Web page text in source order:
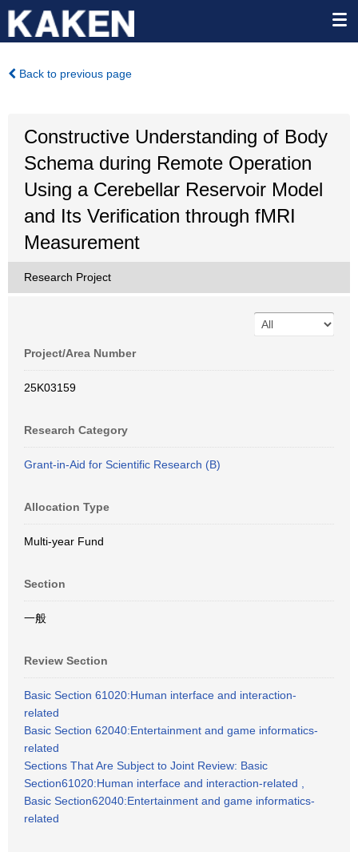
Back to previous page
Constructive Understanding of Body
Schema during Remote Operation
Using a Cerebellar Reservoir Model
and Its Verification through fMRI
Measurement
Research Project
Project/Area Number
25K03159
Research Category
Grant-in-Aid for Scientific Research (B)
Allocation Type
Multi-year Fund
Section
一般
Review Section
Basic Section 61020:Human interface and interaction-
related
Basic Section 62040:Entertainment and game informatics-
related
Sections That Are Subject to Joint Review: Basic
Section61020:Human interface and interaction-related ,
Basic Section62040:Entertainment and game informatics-
related